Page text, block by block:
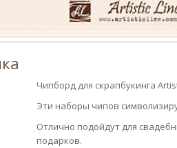
Чипборд для скрапбукинга
Эти наборы чипов
Отлично подойдут для
подарков.